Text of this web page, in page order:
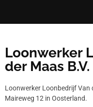
Loonwerker
der Maas B.V.
Loonwerker Loonbedrijf Van
Maireweg 12 in Oosterland.